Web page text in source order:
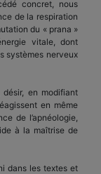
concret, nous
de la respiration
du « prana »
vitale, dont
systèmes nerveux
en modifiant
en même
de l’apnéologie,
à la maîtrise de
dans les textes et